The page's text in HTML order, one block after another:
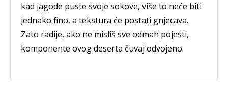
kad jagode puste svoje sokove, više to neće biti
jednako fino, a tekstura će postati gnjecava.
Zato radije, ako ne misliš sve odmah pojesti,
komponente ovog deserta čuvaj odvojeno.